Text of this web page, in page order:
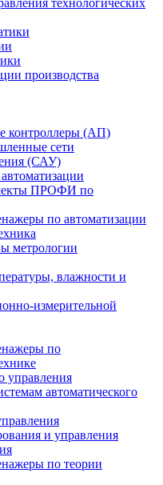
технологических
производства
контроллеры (АП)
сети
(САУ)
ПРОФИ по
по автоматизации
метрологии
влажности и
измерительной
по
управления
автоматического
и управления
по теории